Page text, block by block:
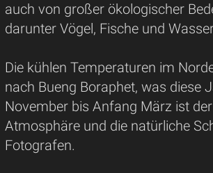
auch von großer ökologischer
darunter Vögel, Fische und
Die kühlen Temperaturen im
nach Bueng Boraphet, was diese
November bis Anfang März ist
Atmosphäre und die natürliche
Fotografen.